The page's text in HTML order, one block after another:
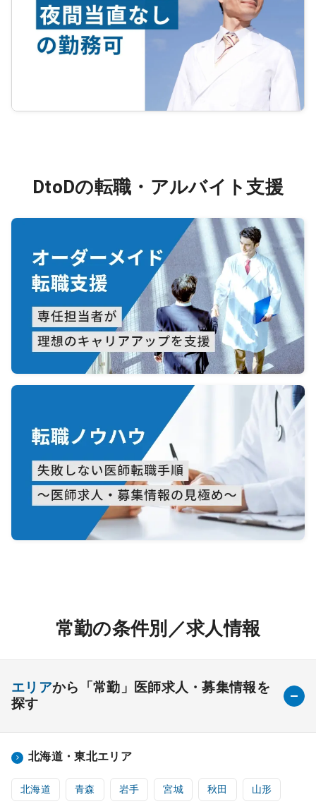
DtoDの転職・アルバイト支援
常勤の条件別／求人情報
エリアから「常勤」医師求人・募集情報を
探す
北海道・東北エリア
北海道 青森 岩手 宮城 秋田 山形